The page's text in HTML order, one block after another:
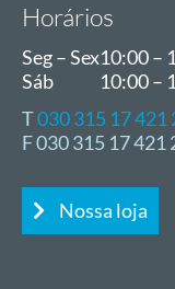
Horários
Seg – Sex10:00 –
Sáb
10:00 –
T030 315 17 421
F 030 315 17 421
Nossa loja